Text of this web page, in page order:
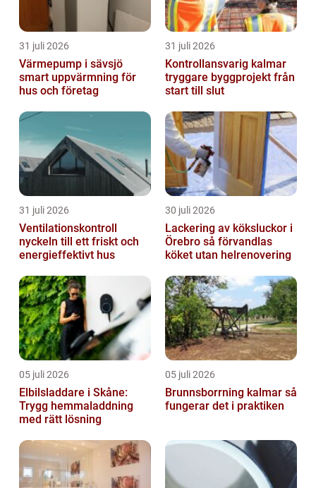
31 juli 2026
Värmepump i sävsjö
smart uppvärmning för
hus och företag
31 juli 2026
Kontrollansvarig kalmar
tryggare byggprojekt från
start till slut
31 juli 2026
Ventilationskontroll
nyckeln till ett friskt och
energieffektivt hus
30 juli 2026
Lackering av köksluckor i
Örebro så förvandlas
köket utan helrenovering
05 juli 2026
Elbilsladdare i Skåne:
Trygg hemmaladdning
med rätt lösning
05 juli 2026
Brunnsborrning kalmar så
fungerar det i praktiken